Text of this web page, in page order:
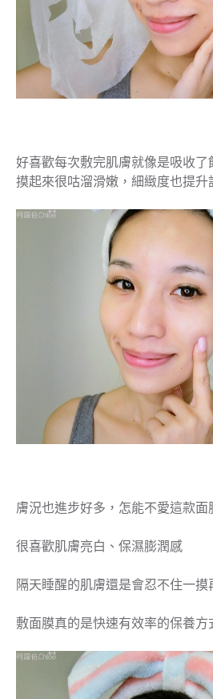
好喜歡每次敷完肌膚就像是吸收了
摸起來很咕溜滑嫩，細緻度也提升
膚況也進步好多，怎能不愛這款面
很喜歡肌膚亮白、保濕膨潤感
隔天睡醒的肌膚還是會忍不住一摸
敷面膜真的是快速有效率的保養方